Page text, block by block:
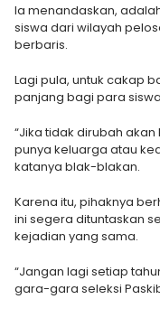
Ia menandaskan,
siswa dari wilayah
berbaris.
Lagi pula, untuk cakap
panjang bagi para
“Jika tidak dirubah
punya keluarga atau
katanya blak-blakan.
Karena itu, pihaknya
ini segera dituntaskan
kejadian yang sama.
“Jangan lagi setiap
gara-gara seleksi